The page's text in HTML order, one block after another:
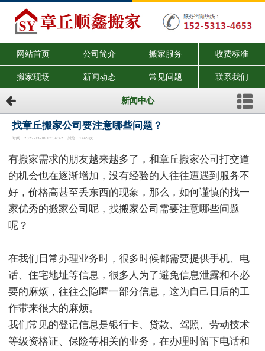
网站首页 公司简介 搬家服务 收费标准
搬家现场 新闻动态 常见问题 联系我们
新闻中心
找章丘搬家公司要注意哪些问题？
时间：2022-03-08 17:56:42 浏览：1469次
有搬家需求的朋友越来越多了，和章丘搬家公司打交道
的机会也在逐渐增加，没有经验的人往往遭遇到服务不
好，价格高甚至丢东西的现象，那么，如何谨慎的找一
家优秀的搬家公司呢，找搬家公司需要注意哪些问题
呢？
在我们日常办理业务时，很多时候都需要提供手机、电
话、住宅地址等信息，很多人为了避免信息泄露和不必
要的麻烦，往往会隐匿一部分信息，这为自己日后的工
作带来很大的麻烦。
我们常见的登记信息是银行卡、贷款、驾照、劳动技术
等级资格证、保险等相关的业务，在办理时留下电话和